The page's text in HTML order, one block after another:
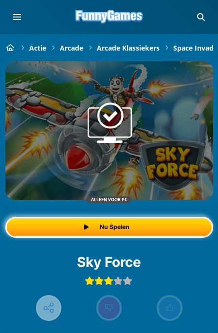
Actie Arcade Arcade Klassiekers Space
ALLEEN VOOR PC
Nu Spelen
Sky Force